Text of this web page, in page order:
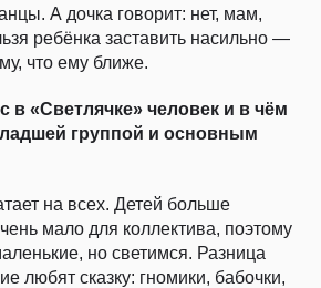
А дочка говорит: нет, мам,
ребёнка заставить насильно —
что ему ближе.
в «Светлячке» человек и в чём
группой и основным
на всех. Детей больше
мало для коллектива, поэтому
но светимся. Разница
любят сказку: гномики, бабочки,